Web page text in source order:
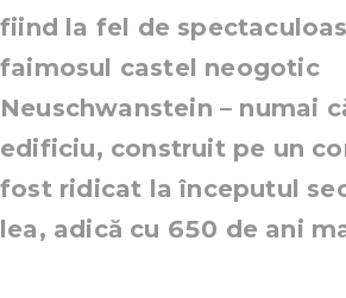
fiind la fel de
faimosul castel neogotic
Neuschwanstein – numai
edificiu, construit pe un
fost ridicat la începutul
lea, adică cu 650 de ani